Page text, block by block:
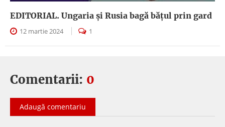
EDITORIAL. Ungaria şi Rusia bagă băţul prin gard
12 martie 2024 1
Comentarii: 0
Adaugă comentariu